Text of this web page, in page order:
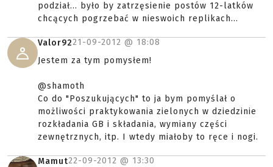
podział... było by zatrzęsienie postów 12-latków
chcących pogrzebać w nieswoich replikach...
Valor9221-09-2012 @ 18:08
Jestem za tym pomysłem!
@shamoth
Co do "Poszukujących" to ja bym pomyślał o
możliwości praktykowania zielonych w dziedzinie
rozkładania GB i składania, wymiany części
zewnętrznych, itp. I wtedy miałoby to ręce i nogi.
Mamut22-09-2012 @ 13:30